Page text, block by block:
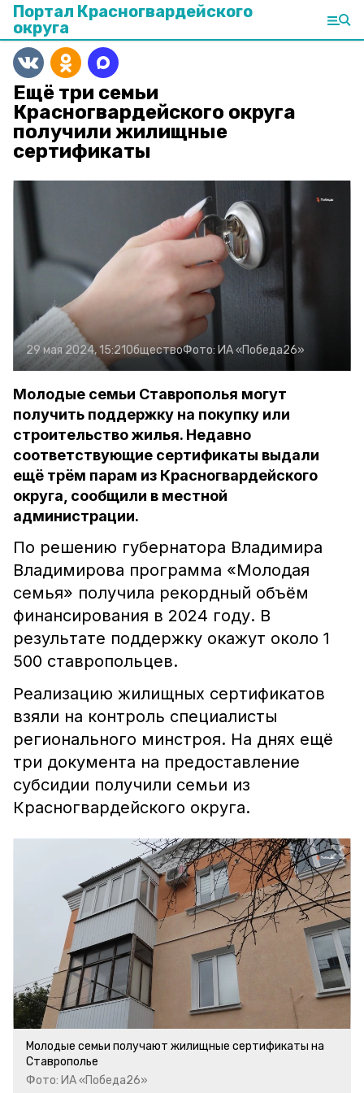
Портал Красногвардейского
округа
Ещё три семьи
Красногвардейского округа
получили жилищные
сертификаты
29 мая 2024, 15:21ОбществоФото: ИА «Победа26»
Молодые семьи Ставрополья могут
получить поддержку на покупку или
строительство жилья. Недавно
соответствующие сертификаты выдали
ещё трём парам из Красногвардейского
округа, сообщили в местной
администрации.
По решению губернатора Владимира
Владимирова программа «Молодая
семья» получила рекордный объём
финансирования в 2024 году. В
результате поддержку окажут около 1
500 ставропольцев.
Реализацию жилищных сертификатов
взяли на контроль специалисты
регионального минстроя. На днях ещё
три документа на предоставление
субсидии получили семьи из
Красногвардейского округа.
Молодые семьи получают жилищные сертификаты на
Ставрополье
Фото: ИА «Победа26»